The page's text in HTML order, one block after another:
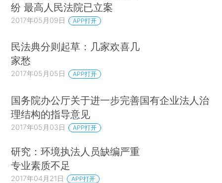
纷 最高人民法院已立案
2017年05月09日 APP打开
民法典分则起草：几家欢喜几
家愁
2017年05月05日 APP打开
国务院办公厅关于进一步完善国有企业法人治
理结构的指导意见
2017年05月03日 APP打开
研究：环境执法人员缺编严重
专业素质不足
2017年04月21日 APP打开